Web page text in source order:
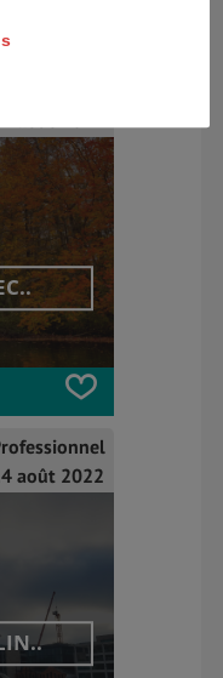
août 2022